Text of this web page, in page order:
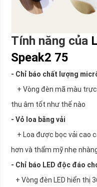
Tính năng của
Speak2 75
- Chỉ báo chất lượng
+ Vòng đèn mã màu
thu âm tốt như thế nào
- Vỏ loa bằng vải
+ Loa được bọc vải cao
hơn và thẩm mỹ nhẹ
- Chỉ báo LED độc đáo
+ Vòng đèn LED hiển thị